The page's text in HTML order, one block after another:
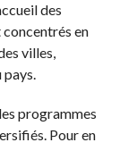
des
en
villes,
pays.
programmes
Pour en